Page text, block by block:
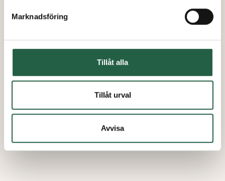
Marknadsföring
Tillåt alla
Tillåt urval
Avvisa